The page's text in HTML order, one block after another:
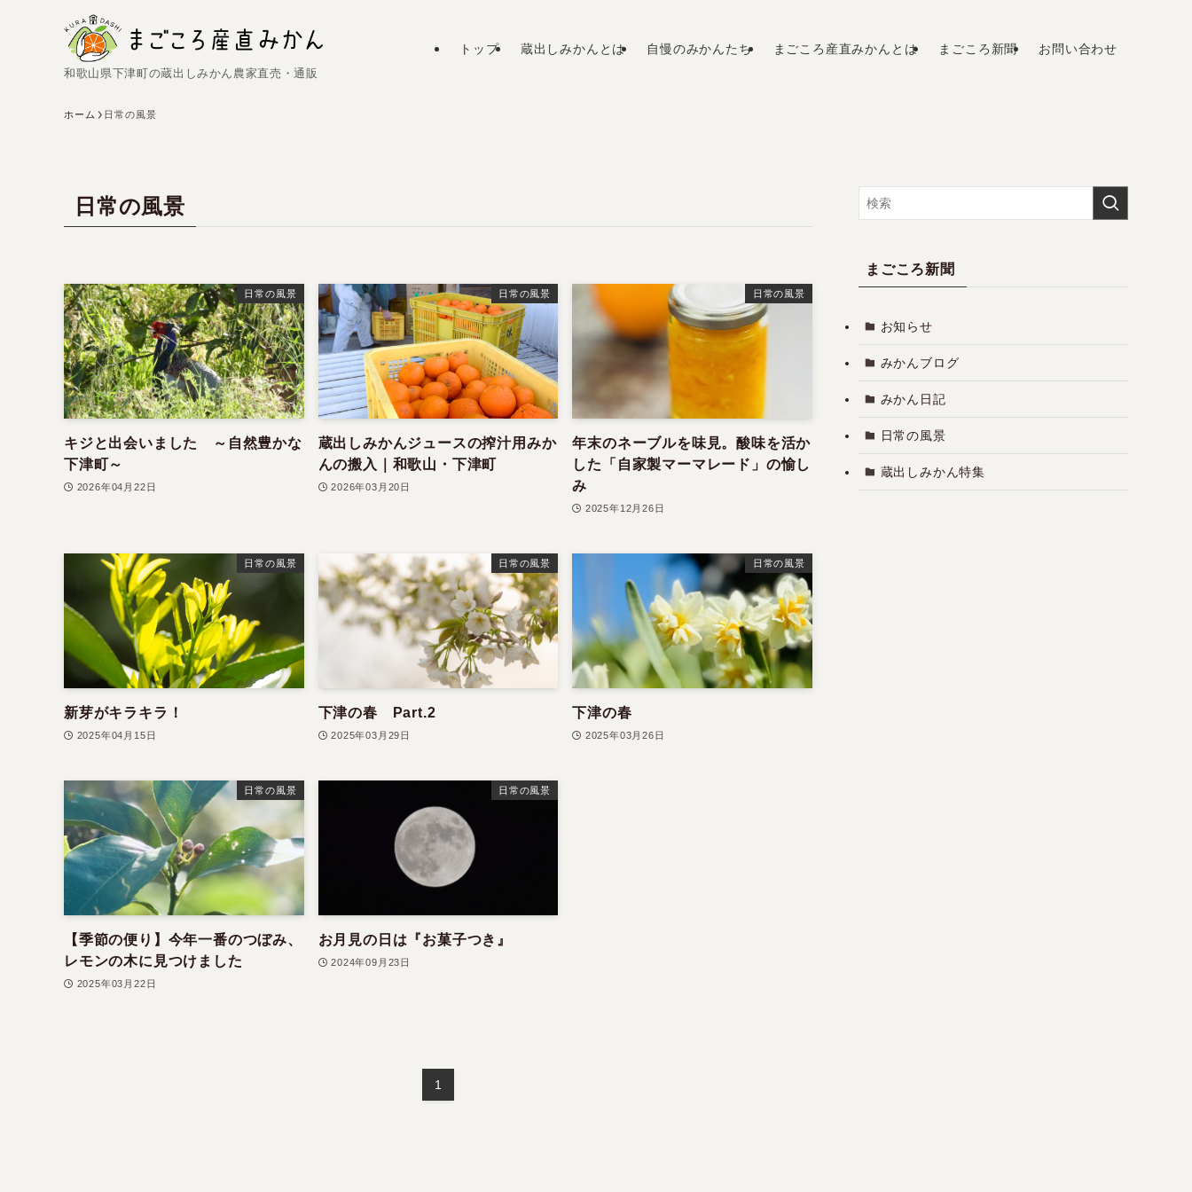
和歌山県下津町の蔵出しみかん農家直売・通販
トップ 蔵出しみかんとは 自慢のみかんたち まごころ産直みかんとは まごころ新聞 お問い合わせ
ホーム 日常の風景
日常の風景
日常の風景
キジと出会いました ～自然豊かな
下津町～
2026年04月22日
日常の風景
蔵出しみかんジュースの搾汁用みか
んの搬入｜和歌山・下津町
2026年03月20日
日常の風景
年末のネーブルを味見。酸味を活か
した「自家製マーマレード」の愉し
み
2025年12月26日
日常の風景
新芽がキラキラ！
2025年04月15日
日常の風景
下津の春 Part.2
2025年03月29日
日常の風景
下津の春
2025年03月26日
日常の風景
【季節の便り】今年一番のつぼみ、
レモンの木に見つけました
2025年03月22日
日常の風景
お月見の日は『お菓子つき』
2024年09月23日
1
まごころ新聞
お知らせ
みかんブログ
みかん日記
日常の風景
蔵出しみかん特集